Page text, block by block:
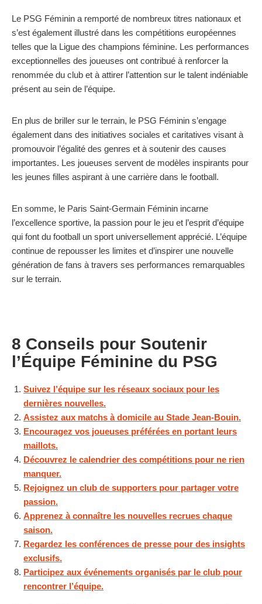
Le PSG Féminin a remporté de nombreux titres nationaux et
s’est également illustré dans les compétitions européennes
telles que la Ligue des champions féminine. Les performances
exceptionnelles des joueuses ont contribué à renforcer la
renommée du club et à attirer l’attention sur le talent indéniable
présent au sein de l’équipe.
En plus de briller sur le terrain, le PSG Féminin s’engage
également dans des initiatives sociales et caritatives visant à
promouvoir l’égalité des genres et à soutenir des causes
importantes. Les joueuses servent de modèles inspirants pour
les jeunes filles aspirant à une carrière dans le football.
En somme, le Paris Saint-Germain Féminin incarne
l’excellence sportive, la passion pour le jeu et l’esprit d’équipe
qui font du football un sport universellement apprécié. L’équipe
continue de repousser les limites et d’inspirer une nouvelle
génération de fans à travers ses performances remarquables
sur le terrain.
8 Conseils pour Soutenir
l’Équipe Féminine du PSG
Suivez l’équipe sur les réseaux sociaux pour les
dernières nouvelles.
Assistez aux matchs à domicile au Stade Jean-Bouin.
Encouragez vos joueuses préférées en portant leurs
maillots.
Découvrez le calendrier des compétitions pour ne rien
manquer.
Rejoignez un club de supporters pour partager votre
passion.
Apprenez à connaître les nouvelles recrues chaque
saison.
Regardez les conférences de presse pour des insights
exclusifs.
Participez aux événements organisés par le club pour
rencontrer l’équipe.